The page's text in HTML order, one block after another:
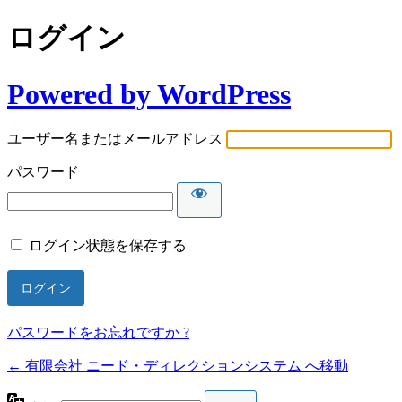
ログイン
Powered by WordPress
ユーザー名またはメールアドレス
パスワード
ログイン状態を保存する
パスワードをお忘れですか ?
← 有限会社 ニード・ディレクションシステム へ移動